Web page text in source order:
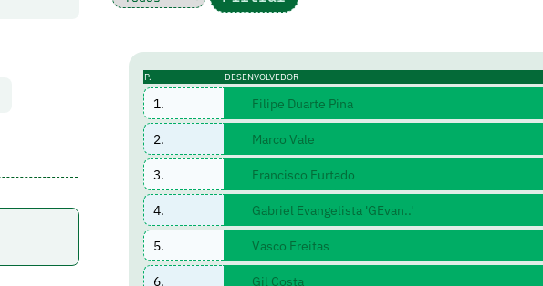
P. DESENVOLVEDOR
1. Filipe Duarte Pina
2. Marco Vale
3. Francisco Furtado
4. Gabriel Evangelista 'GEvan..'
5. Vasco Freitas
6. Gil Costa